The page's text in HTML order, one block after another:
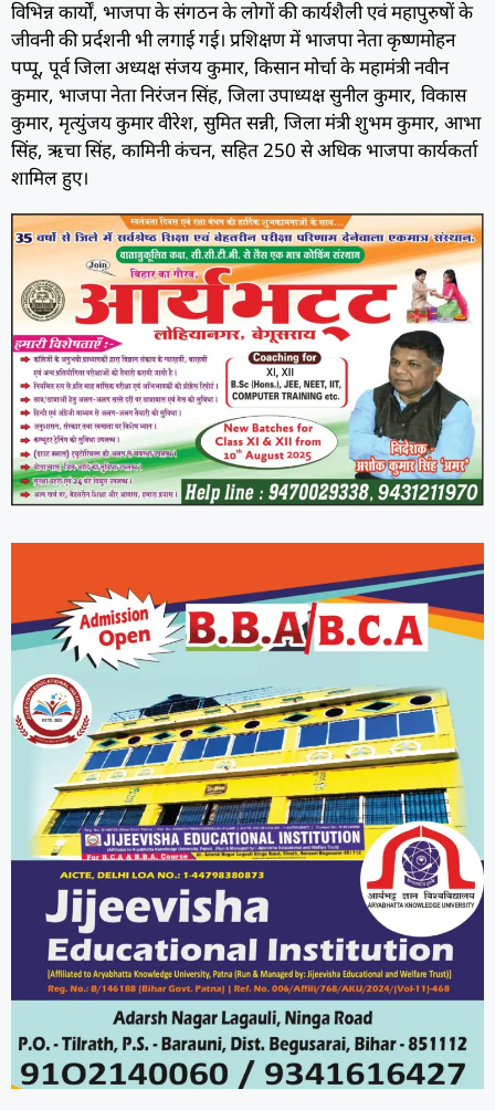
विभिन्न कार्यों, भाजपा के संगठन के लोगों की कार्यशैली एवं महापुरुषों के
जीवनी की प्रर्दशनी भी लगाई गई। प्रशिक्षण में भाजपा नेता कृष्णमोहन
पप्पू, पूर्व जिला अध्यक्ष संजय कुमार, किसान मोर्चा के महामंत्री नवीन
कुमार, भाजपा नेता निरंजन सिंह, जिला उपाध्यक्ष सुनील कुमार, विकास
कुमार, मृत्युंजय कुमार वीरेश, सुमित सन्नी, जिला मंत्री शुभम कुमार, आभा
सिंह, ऋचा सिंह, कामिनी कंचन, सहित 250 से अधिक भाजपा कार्यकर्ता
शामिल हुए।